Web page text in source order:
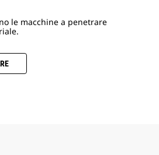
le macchine a penetrare